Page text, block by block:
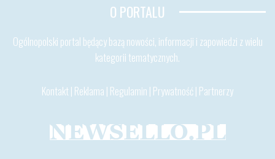
O PORTALU
Ogólnopolski portal będący bazą nowości, informacji i zapowiedzi z wielu
kategorii tematycznych.
Kontakt | Reklama | Regulamin | Prywatność| Partnerzy